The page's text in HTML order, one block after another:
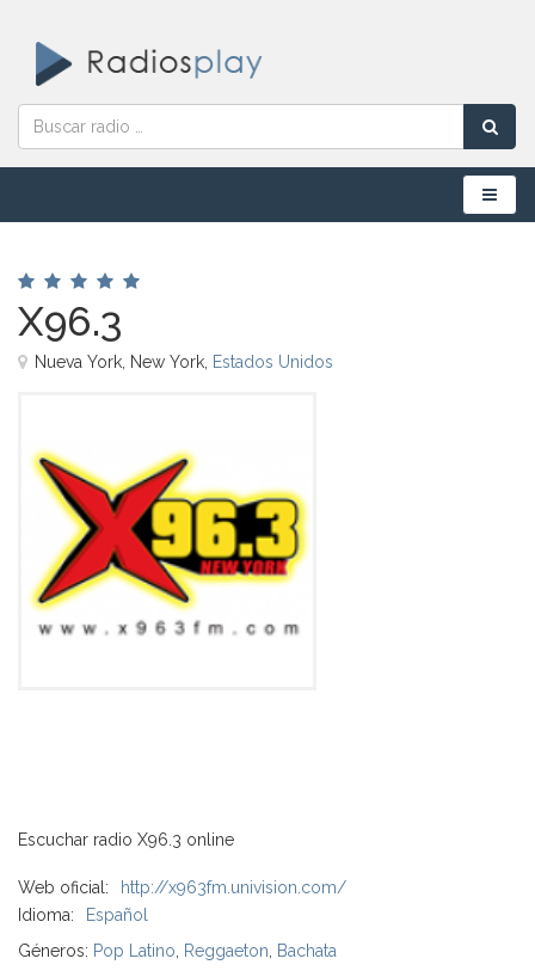
Menú
X96.3
Nueva York, New York, Estados Unidos
Escuchar radio X96.3 online
Web oficial:
http://x963fm.univision.com/
Idioma:
Español
Géneros: Pop Latino Reggaeton Bachata